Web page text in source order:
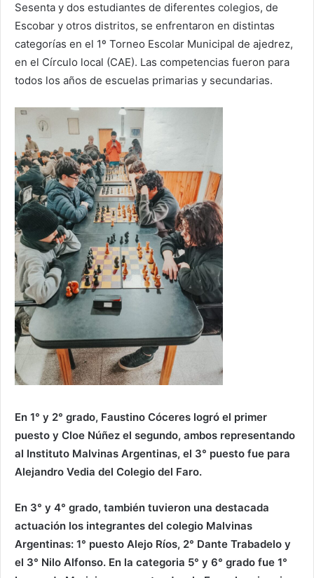
Sesenta y dos estudiantes de diferentes colegios, de
Escobar y otros distritos, se enfrentaron en distintas
categorías en el 1º Torneo Escolar Municipal de ajedrez,
en el Círculo local (CAE). Las competencias fueron para
todos los años de escuelas primarias y secundarias.
En 1° y 2° grado, Faustino Cóceres logró el primer
puesto y Cloe Núñez el segundo, ambos representando
al Instituto Malvinas Argentinas, el 3° puesto fue para
Alejandro Vedia del Colegio del Faro.
En 3° y 4° grado, también tuvieron una destacada
actuación los integrantes del colegio Malvinas
Argentinas: 1° puesto Alejo Ríos, 2° Dante Trabadelo y
el 3° Nilo Alfonso. En la categoria 5° y 6° grado fue 1°